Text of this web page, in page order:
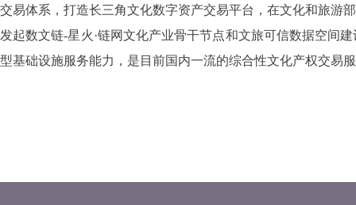
交易体系，打造长三角文化数字资产交易平台，在文化和旅游
发起数文链-星火·链网文化产业骨干节点和文旅可信数据空间
型基础设施服务能力，是目前国内一流的综合性文化产权交易